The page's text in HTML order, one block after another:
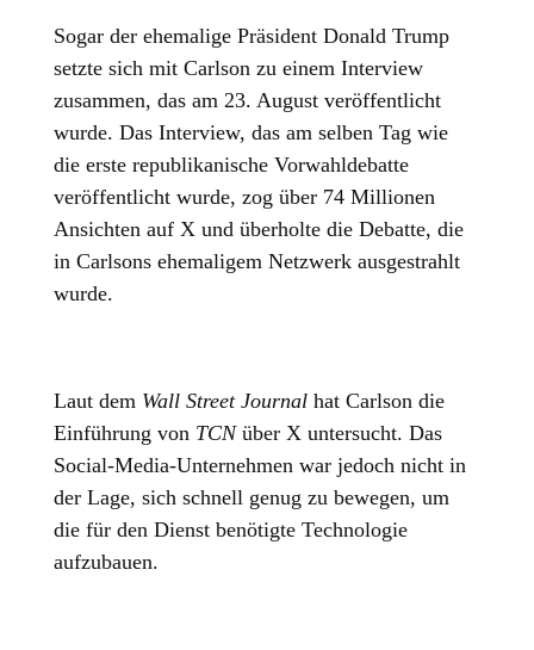
Sogar der ehemalige Präsident Donald Trump
setzte sich mit Carlson zu einem Interview
zusammen, das am 23. August veröffentlicht
wurde. Das Interview, das am selben Tag wie
die erste republikanische Vorwahldebatte
veröffentlicht wurde, zog über 74 Millionen
Ansichten auf X und überholte die Debatte, die
in Carlsons ehemaligem Netzwerk ausgestrahlt
wurde.
Laut dem Wall Street Journalhat Carlson die
Einführung von TCNüber X untersucht. Das
Social-Media-Unternehmen war jedoch nicht in
der Lage, sich schnell genug zu bewegen, um
die für den Dienst benötigte Technologie
aufzubauen.